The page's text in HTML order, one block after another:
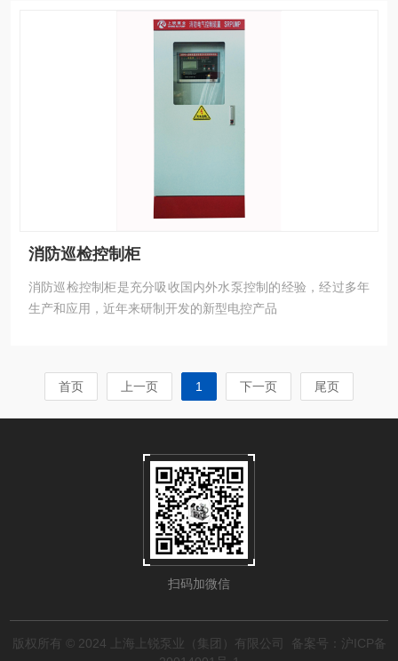
消防巡检控制柜
消防巡检控制柜是充分吸收国内外水泵控制的经验，经过多年
生产和应用，近年来研制开发的新型电控产品
首页 上一页 1 下一页 尾页
扫码加微信
版权所有 © 2024 上海上锐泵业（集团）有限公司
备案号：沪ICP备